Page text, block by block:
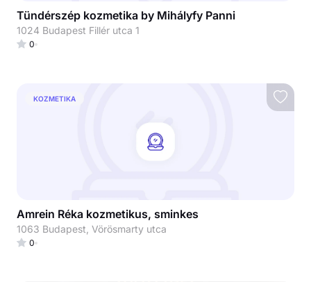
Tündérszép kozmetika by Mihályfy Panni
1024 Budapest Fillér utca 1
0
KOZMETIKA
Amrein Réka kozmetikus, sminkes
1063 Budapest, Vörösmarty utca
0